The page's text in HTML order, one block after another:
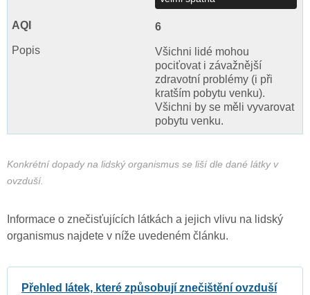
6
Všichni lidé mohou
pociťovat i závažnější
zdravotní problémy (i při
kratším pobytu venku).
Všichni by se měli vyvarovat
pobytu venku.
Konkrétní dopady na lidský organismus se liší dle dané látky v
ovzduší.
Informace o znečisťujících látkách a jejich vlivu na lidský
organismus najdete v níže uvedeném článku.
Přehled látek, které způsobují znečištění ovzduší